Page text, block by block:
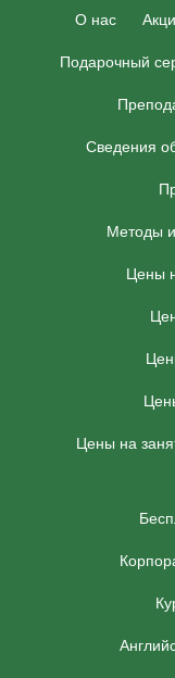
О нас
Подарочный
Сведения
Методы
Цены
Цены на